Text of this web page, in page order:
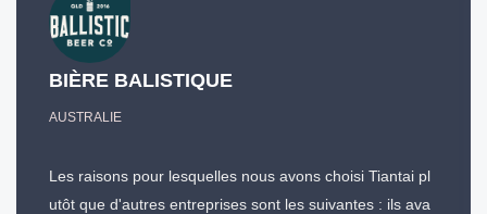
BIÈRE BALISTIQUE
AUSTRALIE
Les raisons pour lesquelles nous avons choisi Tiantai pl
utôt que d'autres entreprises sont les suivantes : ils ava